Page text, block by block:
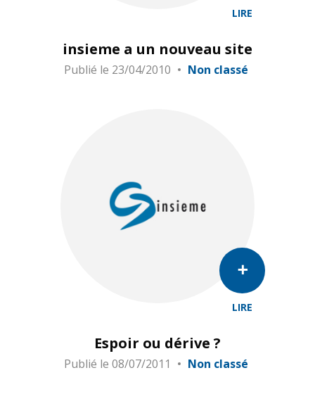
LIRE
insieme a un nouveau site
Publié le 23/04/2010 Non classé
LIRE
Espoir ou dérive ?
Publié le 08/07/2011 Non classé